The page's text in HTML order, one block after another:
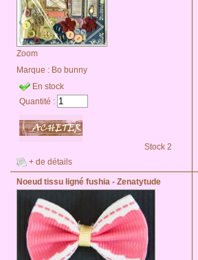
Zoom
Marque : Bo bunny
En stock
Quantité :
Stock 2
+ de détails
Noeud tissu ligné fushia - Zenatytude